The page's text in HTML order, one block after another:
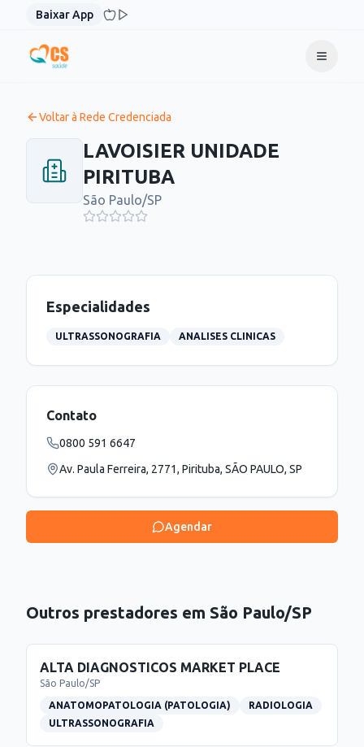
Pular para o conteúdo
Baixar App
Voltar à Rede Credenciada
LAVOISIER UNIDADE
PIRITUBA
São Paulo/SP
Especialidades
ULTRASSONOGRAFIA ANALISES CLINICAS
Contato
0800 591 6647
Av. Paula Ferreira, 2771, Pirituba, SÃO PAULO, SP
Agendar
Outros prestadores em São Paulo/SP
ALTA DIAGNOSTICOS MARKET PLACE
São Paulo/SP
ANATOMOPATOLOGIA (PATOLOGIA)
RADIOLOGIA
ULTRASSONOGRAFIA